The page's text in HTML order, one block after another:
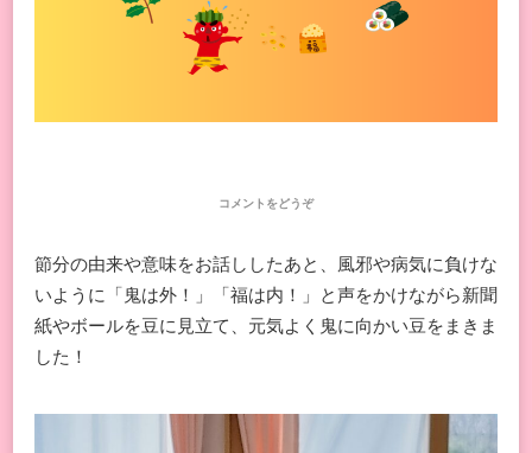
コメントをどうぞ(節
節分の由来や意味をお話ししたあと、風邪や病気に負けな
いように「鬼は外！」「福は内！」と声をかけながら新聞
紙やボールを豆に見立て、元気よく鬼に向かい豆をまきま
した！